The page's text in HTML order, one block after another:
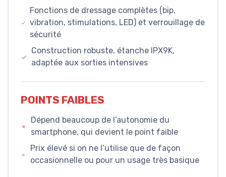
Fonctions de dressage complètes (bip,
vibration, stimulations, LED) et verrouillage de
sécurité
Construction robuste, étanche IPX9K,
adaptée aux sorties intensives
POINTS FAIBLES
Dépend beaucoup de l’autonomie du
smartphone, qui devient le point faible
Prix élevé si on ne l’utilise que de façon
occasionnelle ou pour un usage très basique